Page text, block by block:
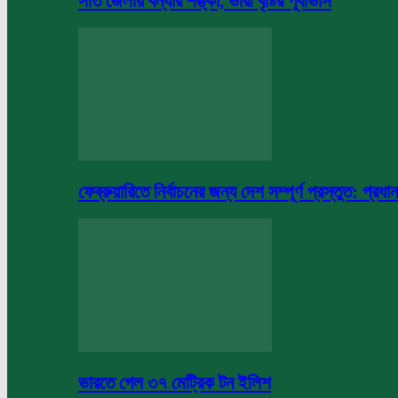
ফেব্রুয়ারিতে নির্বাচনের জন্য দেশ সম্পূর্ণ প্রস্তুত: প্রধান
ভারতে গেল ৩৭ মেট্রিক টন ইলিশ